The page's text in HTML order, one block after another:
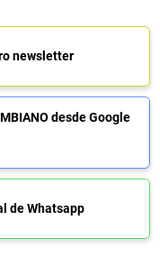
newsletter
desde Google
de Whatsapp